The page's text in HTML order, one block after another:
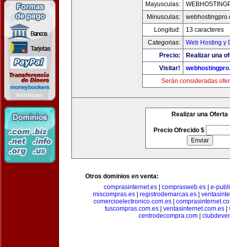
Mayusculas:
Minusculas:
Longitud:
13 caracteres
Categorias:
Web Hosting y
Precio:
Realizar una
Visitar!
Serán consideradas
Realizar una Oferta
Precio Ofrecido $
Otros dominios en venta:
comprasinternet.es
comprasweb.es
e-
miscompras.es
registrodemarcas.es
comercioelectronico.com.es
tuscompras.com.es| ventasinternet.com.es|
centrodecompra.com|